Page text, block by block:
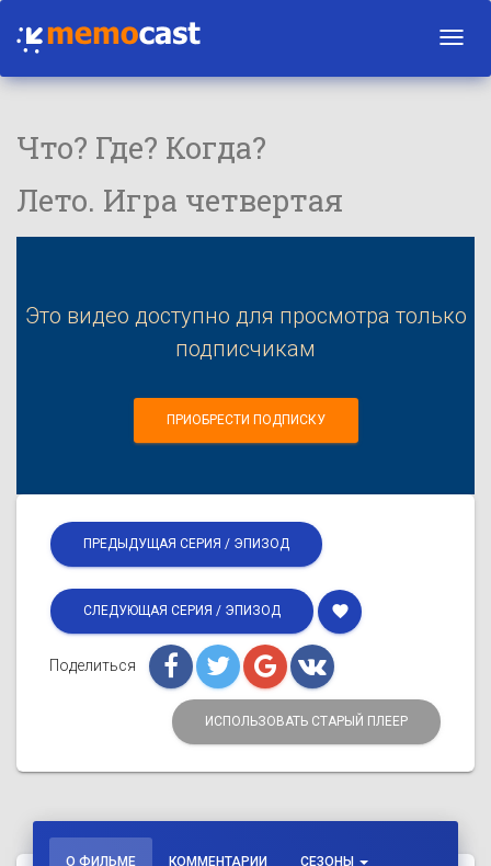
Что? Где? Когда?
Лето. Игра четвертая
Это видео доступно для просмотра только
подписчикам
ПРИОБРЕСТИ ПОДПИСКУ
ПРЕДЫДУЩАЯ СЕРИЯ / ЭПИЗОД
СЛЕДУЮЩАЯ СЕРИЯ / ЭПИЗОД favorite
Поделиться
ИСПОЛЬЗОВАТЬ СТАРЫЙ ПЛЕЕР
О ФИЛЬМЕ КОММЕНТАРИИ СЕЗОНЫ